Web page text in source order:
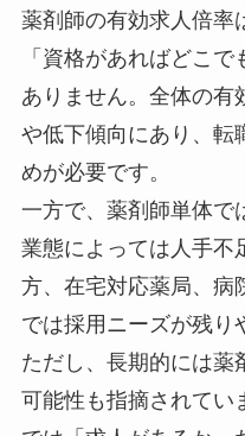
薬剤師の有効求人倍率
「資格があればどこ
ありません。全体の有
や低下傾向にあり、転
めが必要です。
一方で、薬剤師単体で
業態によっては人手不
方、在宅対応薬局、病
では採用ニーズが残り
ただし、長期的には薬
可能性も指摘されてい